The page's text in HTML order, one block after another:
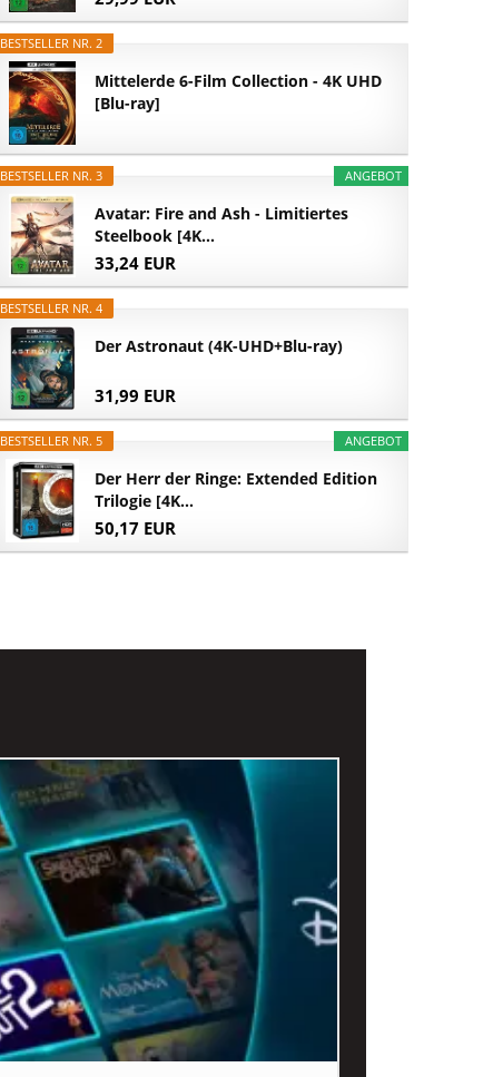
BESTSELLER NR. 2
Mittelerde 6-Film Collection - 4K UHD
[Blu-ray]
ANGEBOT
BESTSELLER NR. 3
Avatar: Fire and Ash - Limitiertes
Steelbook [4K...
33,24 EUR
BESTSELLER NR. 4
Der Astronaut (4K-UHD+Blu-ray)
31,99 EUR
ANGEBOT
BESTSELLER NR. 5
Der Herr der Ringe: Extended Edition
Trilogie [4K...
50,17 EUR